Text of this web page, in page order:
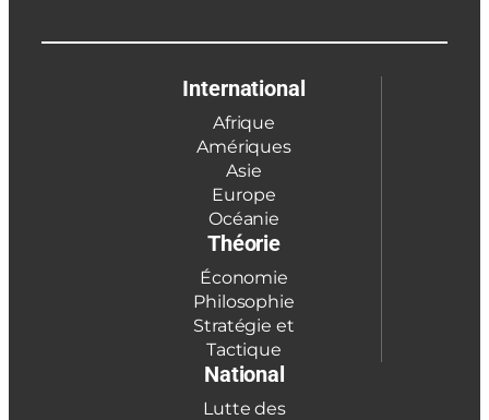
International
Afrique
Amériques
Asie
Europe
Océanie
Théorie
Économie
Philosophie
Stratégie et
Tactique
National
Lutte des